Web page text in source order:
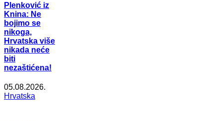
Plenković iz
Knina: Ne
bojimo se
nikoga,
Hrvatska više
nikada neće
biti
nezaštićena!
05.08.2026.
Hrvatska